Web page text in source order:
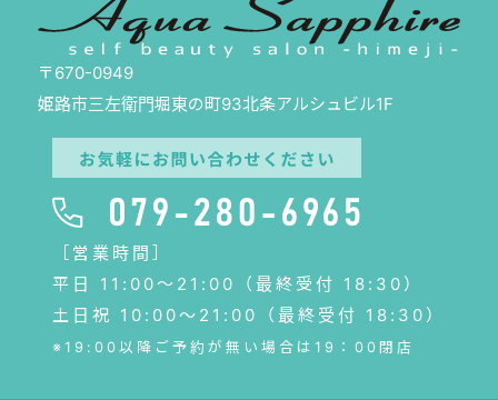
〒670-0949
姫路市三左衛門堀東の町93北条アルシュビル1F
［営業時間］
平日 11:00〜21:00（最終受付 18:30）
土日祝 10:00～21:00（最終受付 18:30）
※19:00以降ご予約が無い場合は19：00閉店